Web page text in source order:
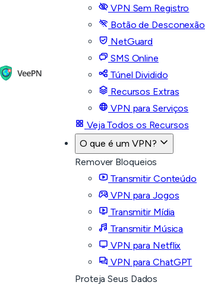
VPN Sem Registro
Botão de Desconexão
NetGuard
SMS Online
Túnel Dividido
Recursos Extras
VPN para Serviços
Veja Todos os Recursos
O que é um VPN?
Remover Bloqueios
Transmitir Conteúdo
VPN para Jogos
Transmitir Mídia
Transmitir Música
VPN para Netflix
VPN para ChatGPT
Proteja Seus Dados